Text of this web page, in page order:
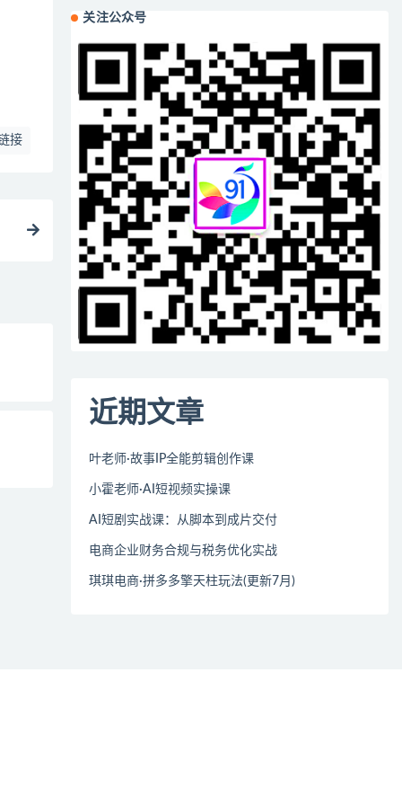
接
关注公众号
近期文章
叶老师·故事IP全能剪辑创作课
小霍老师·AI短视频实操课
AI短剧实战课：从脚本到成片交付
电商企业财务合规与税务优化实战
琪琪电商·拼多多擎天柱玩法(更新7月)